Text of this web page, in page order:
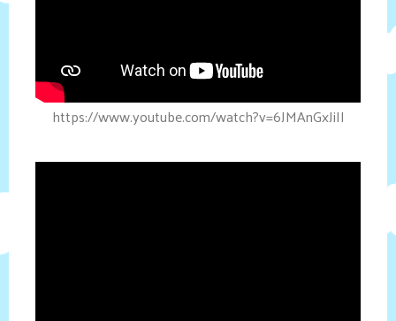
https://www.youtube.com/watch?v=6JMAnGxJiII